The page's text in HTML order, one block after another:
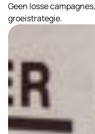
Geen losse
groeistrategie.